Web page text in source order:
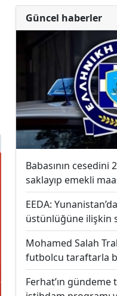
Güncel haberler
Babasının cesedini
saklayıp emekli
EEDA:
üstünlüğüne ilişkin
Mohamed Salah
futbolcu taraftarla
Ferhat’ın gündeme